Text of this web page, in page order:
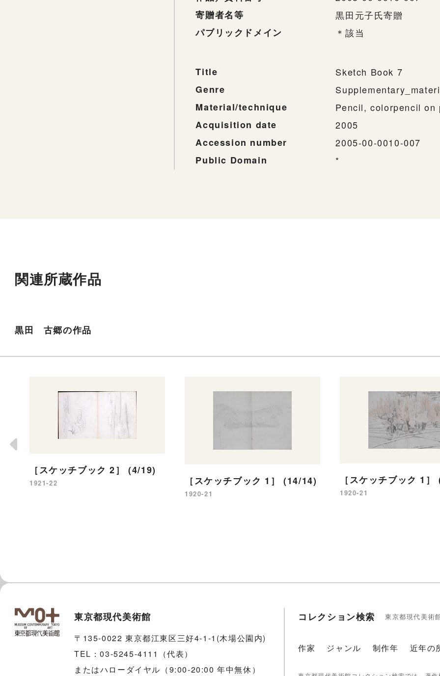
寄贈者名等
黒田元子氏寄贈
パブリックドメイン
＊該当
Title
Sketch Book 7
Genre
Material/technique
Pencil, colorpencil on
Acquisition date
2005
Accession number
2005-00-0010-007
Public Domain
*
関連所蔵作品
黒田 古郷の作品
［スケッチブック 2］ (4/19)
1921-22 ［スケッチブック 1］ (14/14)
1920-21
［スケッチブック 1
1920-21
東京都現代美術館
〒135-0022 東京都江東区三好4-1-1(木場公園内)
TEL：03-5245-4111（代表）
またはハローダイヤル（9:00-20:00 年中無休）
コレクション検索 東京都現代美術
作家 ジャンル 制作年 近年の